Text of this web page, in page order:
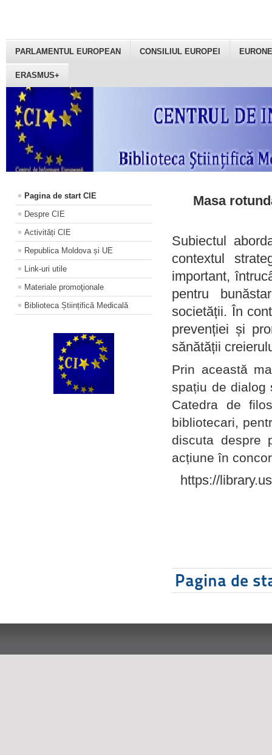
PARLAMENTUL EUROPEAN CONSILIUL EUROPEI
ERASMUS+
Pagina de start CIE
Despre CIE
Activități CIE
Republica Moldova și UE
Link-uri utile
Materiale promoţionale
Biblioteca Științifică Medicală
Masa
Subiectul
contextul
important,
pentru
societății. În
prevenției și
sănătății
Prin această
spațiu de dialog
Catedra de
bibliotecari,
discuta despre
acțiune în
https://
Pagina de